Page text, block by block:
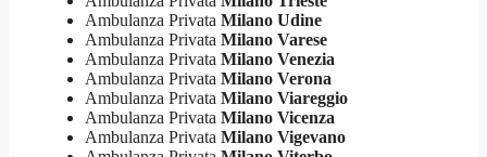
Ambulanza Privata Milano Udine
Ambulanza Privata Milano Varese
Ambulanza Privata Milano Venezia
Ambulanza Privata Milano Verona
Ambulanza Privata Milano Viareggio
Ambulanza Privata Milano Vicenza
Ambulanza Privata Milano Vigevano